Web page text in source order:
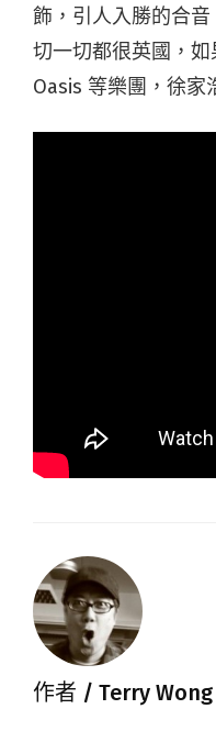
飾，引人入勝的合
切一切都很英國，
Oasis 等樂團，徐家
作者 / Terry Wong